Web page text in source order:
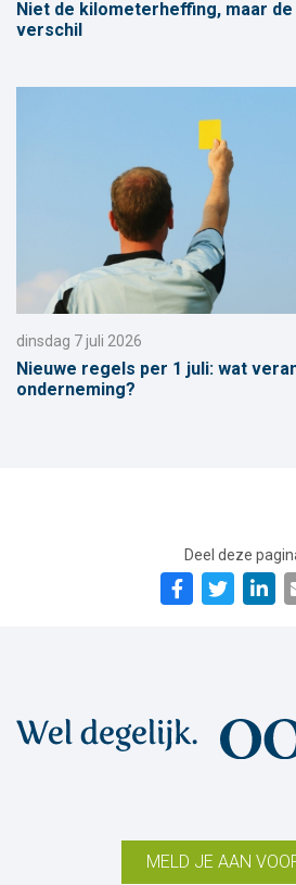
Niet de kilometerheffing, maar
verschil
dinsdag 7 juli 2026
Nieuwe regels per 1 juli: wat
onderneming?
Deel deze
MELD JE AAN